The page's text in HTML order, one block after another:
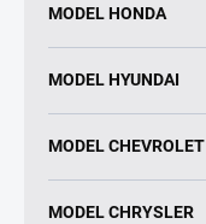
MODEL HONDA
MODEL HYUNDAI
MODEL CHEVROLET
MODEL CHRYSLER